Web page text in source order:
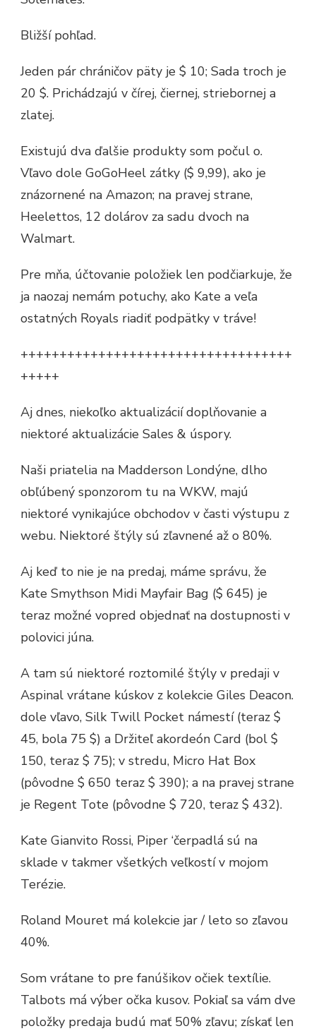
Bližší pohľad.
Jeden pár chráničov päty je $ 10; Sada troch je
20 $. Prichádzajú v čírej, čiernej, striebornej a
zlatej.
Existujú dva ďalšie produkty som počul o.
Vľavo dole GoGoHeel zátky ($ 9,99), ako je
znázornené na Amazon; na pravej strane,
Heelettos, 12 dolárov za sadu dvoch na
Walmart.
Pre mňa, účtovanie položiek len podčiarkuje, že
ja naozaj nemám potuchy, ako Kate a veľa
ostatných Royals riadiť podpätky v tráve!
+++++++++++++++++++++++++++++++++++
+++++
Aj dnes, niekoľko aktualizácií doplňovanie a
niektoré aktualizácie Sales & úspory.
Naši priatelia na Madderson Londýne, dlho
obľúbený sponzorom tu na WKW, majú
niektoré vynikajúce obchodov v časti výstupu z
webu. Niektoré štýly sú zľavnené až o 80%.
Aj keď to nie je na predaj, máme správu, že
Kate Smythson Midi Mayfair Bag ($ 645) je
teraz možné vopred objednať na dostupnosti v
polovici júna.
A tam sú niektoré roztomilé štýly v predaji v
Aspinal vrátane kúskov z kolekcie Giles Deacon.
dole vľavo, Silk Twill Pocket námestí (teraz $
45, bola 75 $) a Držiteľ akordeón Card (bol $
150, teraz $ 75); v stredu, Micro Hat Box
(pôvodne $ 650 teraz $ 390); a na pravej strane
je Regent Tote (pôvodne $ 720, teraz $ 432).
Kate Gianvito Rossi, Piper ‘čerpadlá sú na
sklade v takmer všetkých veľkostí v mojom
Terézie.
Roland Mouret má kolekcie jar / leto so zľavou
40%.
Som vrátane to pre fanúšikov očiek textílie.
Talbots má výber očka kusov. Pokiaľ sa vám dve
položky predaja budú mať 50% zľavu; získať len